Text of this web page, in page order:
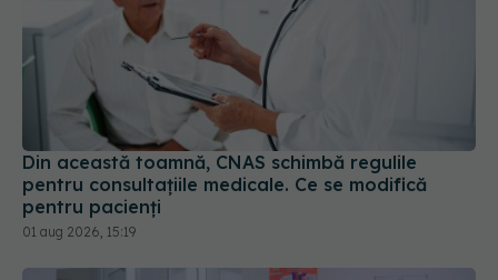
Din această toamnă, CNAS schimbă regulile
pentru consultațiile medicale. Ce se modifică
pentru pacienți
01 aug 2026, 15:19